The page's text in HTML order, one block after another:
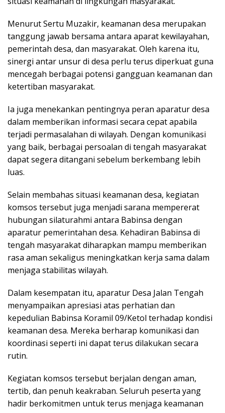
Menurut Sertu Muzakir, keamanan desa merupakan
tanggung jawab bersama antara aparat kewilayahan,
pemerintah desa, dan masyarakat. Oleh karena itu,
sinergi antar unsur di desa perlu terus diperkuat guna
mencegah berbagai potensi gangguan keamanan dan
ketertiban masyarakat.
Ia juga menekankan pentingnya peran aparatur desa
dalam memberikan informasi secara cepat apabila
terjadi permasalahan di wilayah. Dengan komunikasi
yang baik, berbagai persoalan di tengah masyarakat
dapat segera ditangani sebelum berkembang lebih
luas.
Selain membahas situasi keamanan desa, kegiatan
komsos tersebut juga menjadi sarana mempererat
hubungan silaturahmi antara Babinsa dengan
aparatur pemerintahan desa. Kehadiran Babinsa di
tengah masyarakat diharapkan mampu memberikan
rasa aman sekaligus meningkatkan kerja sama dalam
menjaga stabilitas wilayah.
Dalam kesempatan itu, aparatur Desa Jalan Tengah
menyampaikan apresiasi atas perhatian dan
kepedulian Babinsa Koramil 09/Ketol terhadap kondisi
keamanan desa. Mereka berharap komunikasi dan
koordinasi seperti ini dapat terus dilakukan secara
rutin.
Kegiatan komsos tersebut berjalan dengan aman,
tertib, dan penuh keakraban. Seluruh peserta yang
hadir berkomitmen untuk terus menjaga keamanan